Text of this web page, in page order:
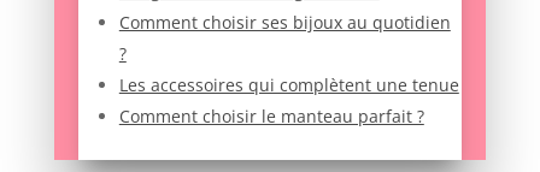
Comment choisir ses bijoux au quotidien
?
Les accessoires qui complètent une tenue
Comment choisir le manteau parfait ?